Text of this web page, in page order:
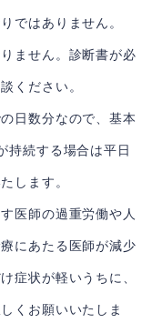
ではありません。
ません。診断書が必
ください。
日数分なので、基本
持続する場合は平日
します。
医師の過重労働や人
にあたる医師が減少
症状が軽いうちに、
くお願いいたしま